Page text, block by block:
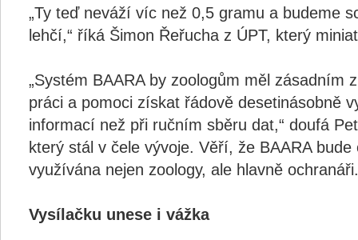
„Ty teď neváží víc než 0,5 gramu a budeme
lehčí,“ říká Šimon Řeřucha z ÚPT, který
„Systém BAARA by zoologům měl zásadním
práci a pomoci získat řádově desetinásobně
informací než při ručním sběru dat,“ doufá
který stál v čele vývoje. Věří, že BAARA bude
využívána nejen zoology, ale hlavně ochranáři.
Vysílačku unese i vážka